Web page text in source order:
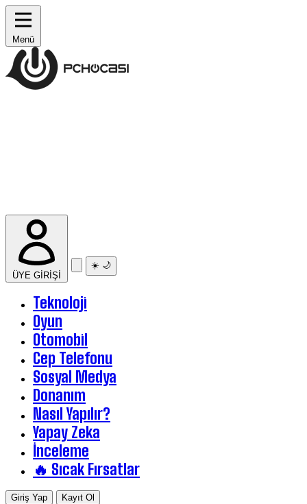
Menü
ÜYE GİRİŞİ
☀️ 🌙
Teknoloji
Oyun
Otomobil
Cep Telefonu
Sosyal Medya
Donanım
Nasıl Yapılır?
Yapay Zeka
İnceleme
🔥 Sıcak Fırsatlar
Giriş Yap Kayıt Ol